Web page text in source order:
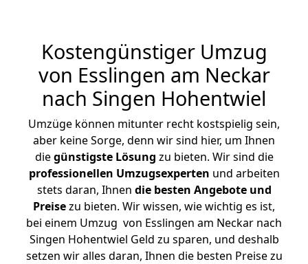
Kostengünstiger Umzug
von Esslingen am Neckar
nach Singen Hohentwiel
Umzüge können mitunter recht kostspielig sein,
aber keine Sorge, denn wir sind hier, um Ihnen
diegünstigste Lösung zu bieten. Wir sind die
professionellen Umzugsexperten und arbeiten
stets daran, Ihnen die besten Angebote und
Preisezu bieten. Wir wissen, wie wichtig es ist,
bei einem Umzug von Esslingen am Neckar nach
Singen Hohentwiel Geld zu sparen, und deshalb
setzen wir alles daran, Ihnen die besten Preise zu